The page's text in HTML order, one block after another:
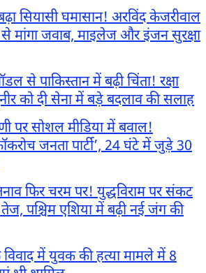
सियासी घमासान! अरविंद केजरीवाल
मांगा जवाब, माइलेज और इंजन सुरक्षा
से पाकिस्तान में बढ़ी चिंता! रक्षा
को दी सेना में बड़े बदलाव की सलाह
पर सोशल मीडिया में बवाल!
जनता पार्टी’, 24 घंटे में जुड़े 30
फिर चरम पर! युद्धविराम पर संकट
तेज, पश्चिम एशिया में बढ़ी नई जंग की
विवाद में युवक की हत्या मामले में 8